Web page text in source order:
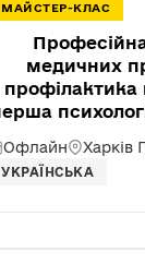
МАЙСТЕР-КЛАС
Професійна
медичних
профілактика
Офлайн Харків
УКРАЇНСЬКА